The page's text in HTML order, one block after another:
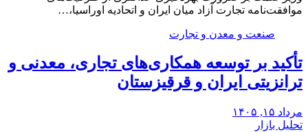
موافقت‌نامه تجارت آزاد میان ایران و اتحادیه اوراسیا،…
صنعت و معدن و تجارت
تأکید بر توسعه همکاری‌های تجاری، معدنی و
ترانزیتی ایران و قرقیزستان
مرداد ۱۵, ۱۴۰۵
تحلیل بازار